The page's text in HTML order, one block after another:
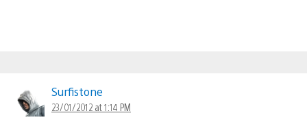
Surfistone
23/01/2012 at 1:14 PM